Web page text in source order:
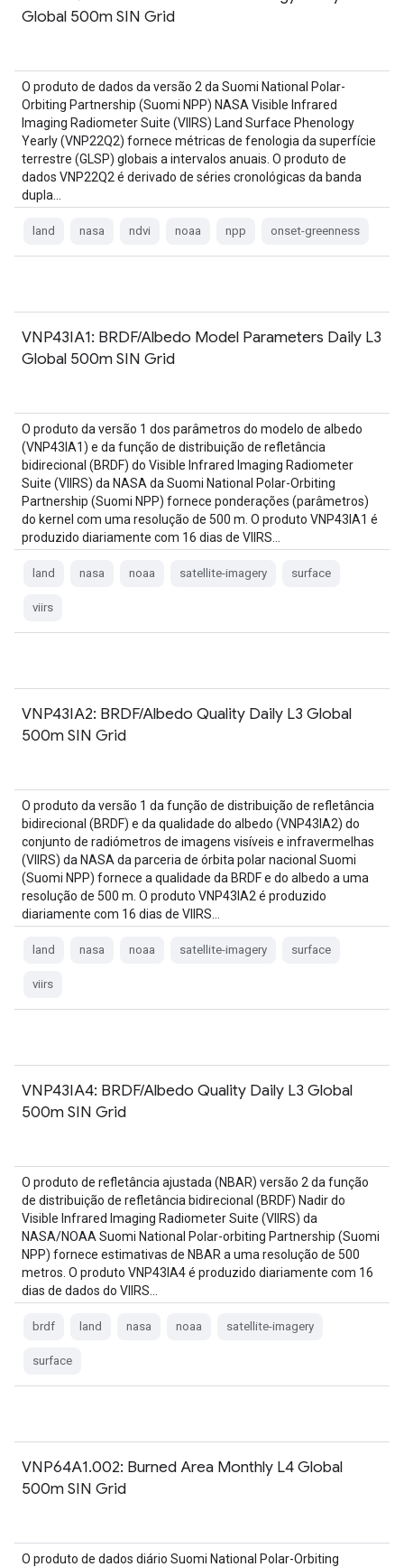
Global 500m SIN Grid
O produto de dados da versão 2 da Suomi National Polar-
Orbiting Partnership (Suomi NPP) NASA Visible Infrared
Imaging Radiometer Suite (VIIRS) Land Surface Phenology
Yearly (VNP22Q2) fornece métricas de fenologia da superfície
terrestre (GLSP) globais a intervalos anuais. O produto de
dados VNP22Q2 é derivado de séries cronológicas da banda
dupla…
land nasa ndvi noaa npp onset-greenness
VNP43IA1: BRDF/Albedo Model Parameters Daily L3
Global 500m SIN Grid
O produto da versão 1 dos parâmetros do modelo de albedo
(VNP43IA1) e da função de distribuição de refletância
bidirecional (BRDF) do Visible Infrared Imaging Radiometer
Suite (VIIRS) da NASA da Suomi National Polar-Orbiting
Partnership (Suomi NPP) fornece ponderações (parâmetros)
do kernel com uma resolução de 500 m. O produto VNP43IA1 é
produzido diariamente com 16 dias de VIIRS…
land nasa noaa satellite-imagery surface
viirs
VNP43IA2: BRDF/Albedo Quality Daily L3 Global
500m SIN Grid
O produto da versão 1 da função de distribuição de refletância
bidirecional (BRDF) e da qualidade do albedo (VNP43IA2) do
conjunto de radiómetros de imagens visíveis e infravermelhas
(VIIRS) da NASA da parceria de órbita polar nacional Suomi
(Suomi NPP) fornece a qualidade da BRDF e do albedo a uma
resolução de 500 m. O produto VNP43IA2 é produzido
diariamente com 16 dias de VIIRS…
land nasa noaa satellite-imagery surface
viirs
VNP43IA4: BRDF/Albedo Quality Daily L3 Global
500m SIN Grid
O produto de refletância ajustada (NBAR) versão 2 da função
de distribuição de refletância bidirecional (BRDF) Nadir do
Visible Infrared Imaging Radiometer Suite (VIIRS) da
NASA/NOAA Suomi National Polar-orbiting Partnership (Suomi
NPP) fornece estimativas de NBAR a uma resolução de 500
metros. O produto VNP43IA4 é produzido diariamente com 16
dias de dados do VIIRS…
brdf land nasa noaa satellite-imagery
surface
VNP64A1.002: Burned Area Monthly L4 Global
500m SIN Grid
O produto de dados diário Suomi National Polar-Orbiting